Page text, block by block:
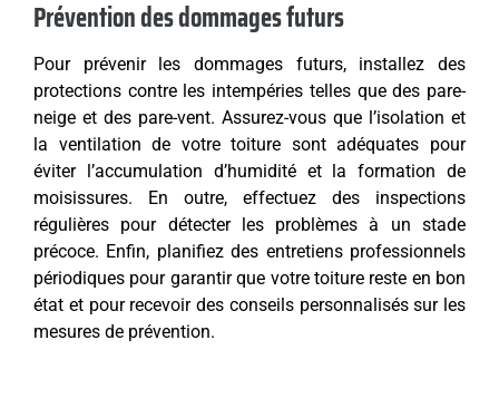
Prévention des dommages futurs
Pour prévenir les dommages futurs, installez des
protections contre les intempéries telles que des pare-
neige et des pare-vent. Assurez-vous que l’isolation et
la ventilation de votre toiture sont adéquates pour
éviter l’accumulation d’humidité et la formation de
moisissures. En outre, effectuez des inspections
régulières pour détecter les problèmes à un stade
précoce. Enfin, planifiez des entretiens professionnels
périodiques pour garantir que votre toiture reste en bon
état et pour recevoir des conseils personnalisés sur les
mesures de prévention.